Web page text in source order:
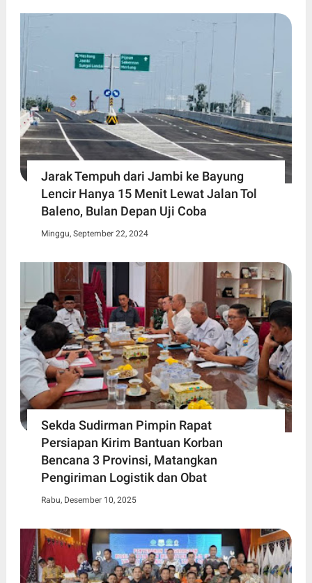
Jarak Tempuh dari Jambi ke Bayung
Lencir Hanya 15 Menit Lewat Jalan Tol
Baleno, Bulan Depan Uji Coba
Minggu, September 22, 2024
Sekda Sudirman Pimpin Rapat
Persiapan Kirim Bantuan Korban
Bencana 3 Provinsi, Matangkan
Pengiriman Logistik dan Obat
Rabu, Desember 10, 2025